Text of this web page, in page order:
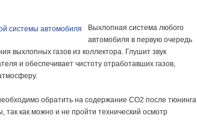
Выхлопная система любого
автомобиля в первую очередь
выхлопных газов из коллектора. Глушит звук
и обеспечивает чистоту отработавших газов,
обратить на содержание СО2 после тюнинга
так как можно и не пройти технический осмотр